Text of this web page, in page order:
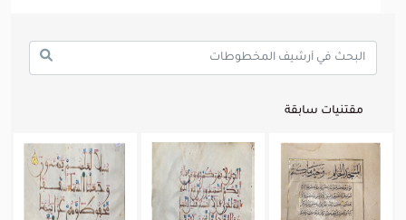
مقتنيات سابقة